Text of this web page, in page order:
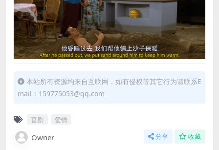
本站所有资源均来自互联网，如有侵权等其它行为请联系E
mail：159775053@qq.com
喜剧 爱情
Owner 分享 收藏